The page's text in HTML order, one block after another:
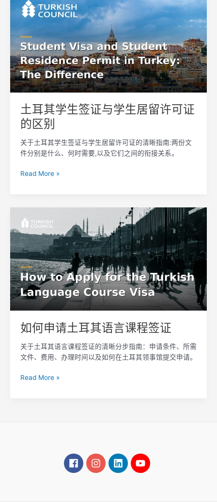
土耳其学生签证与学生居留许可证
的区别
关于土耳其学生签证与学生居留许可证的清晰指南:两份文
件分别是什么、何时需要,以及它们之间的衔接关系。
耳
其
生
签
证
与
学
生
留
许
证
的
别
Read More »
如何申请土耳其语言课程签证
关于土耳其语言课程签证的清晰分步指南：申请条件、所需
文件、费用、办理时间以及如何在土耳其领事馆提交申请。
何
申
请
土
耳
其
语
言
签
Read More »